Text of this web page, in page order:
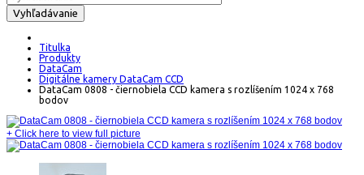
Vyhľadávanie
Titulka
Produkty
DataCam
Digitálne kamery DataCam CCD
DataCam 0808 - čiernobiela CCD kamera s rozlíšením 1024 x 768
bodov
+ Click here to view full picture